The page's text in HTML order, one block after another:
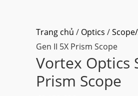
Trang chủ / Optics /
Gen II 5X Prism Scope
Vortex Optics
Prism Scope